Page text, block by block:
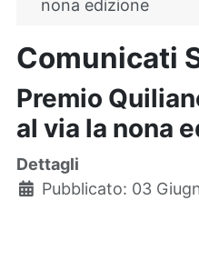
nona edizione
Comunicati
Premio
al via la nona
Dettagli
Pubblicato: 03